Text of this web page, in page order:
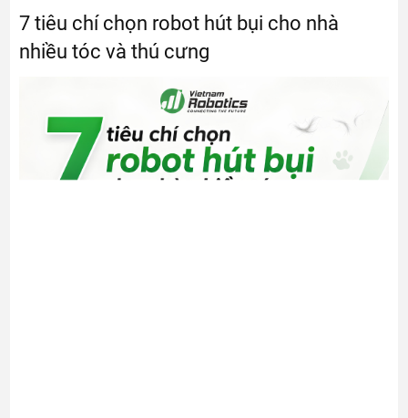
7 tiêu chí chọn robot hút bụi cho nhà
nhiều tóc và thú cưng